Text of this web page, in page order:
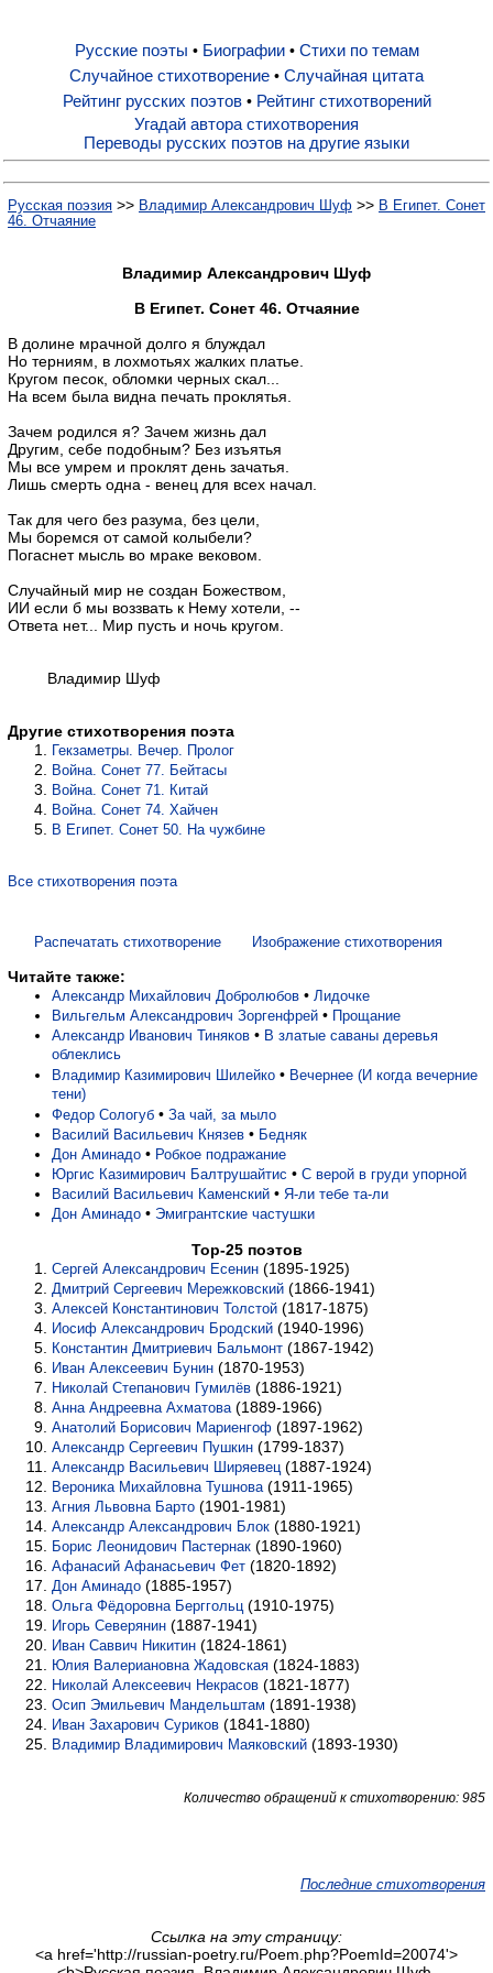
Русские поэты
Биографии
Стихи по темам
Случайная цитата
Рейтинг русских поэтов
Рейтинг стихотворений
Русские поэты • Биографии• Стихи по темам
Случайное стихотворение • Случайная цитата
Рейтинг русских поэтов• Рейтинг стихотворений
Угадай автора стихотворения
Переводы русских поэтов на другие языки
Русская поэзия >> Владимир Александрович Шуф >> В Египет. Сонет
46. Отчаяние
Владимир Александрович Шуф
В Египет. Сонет 46. Отчаяние
В долине мрачной долго я блуждал
Но терниям, в лохмотьях жалких платье.
Кругом песок, обломки черных скал...
На всем была видна печать проклятья.
Зачем родился я? Зачем жизнь дал
Другим, себе подобным? Без изъятья
Мы все умрем и проклят день зачатья.
Лишь смерть одна - венец для всех начал.
Так для чего без разума, без цели,
Мы боремся от самой колыбели?
Погаснет мысль во мраке вековом.
Случайный мир не создан Божеством,
ИИ если б мы воззвать к Нему хотели, --
Ответа нет... Мир пусть и ночь кругом.
Владимир Шуф
Другие стихотворения поэта
Гекзаметры. Вечер. Пролог
Война. Сонет 77. Бейтасы
Война. Сонет 71. Китай
Война. Сонет 74. Хайчен
В Египет. Сонет 50. На чужбине
Все стихотворения поэта
Распечатать стихотворение Изображение стихотворения
Читайте также:
Александр Михайлович Добролюбов • Лидочке
Вильгельм Александрович Зоргенфрей • Прощание
Александр Иванович Тиняков • В златые саваны деревья
облеклись
Владимир Казимирович Шилейко • Вечернее (И когда вечерние
тени)
Федор Сологуб • За чай, за мыло
Василий Васильевич Князев • Бедняк
Дон Аминадо • Робкое подражание
Юргис Казимирович Балтрушайтис • С верой в груди упорной
Василий Васильевич Каменский • Я-ли тебе та-ли
Дон Аминадо • Эмигрантские частушки
Top-25 поэтов
Сергей Александрович Есенин (1895-1925)
Дмитрий Сергеевич Мережковский (1866-1941)
Алексей Константинович Толстой (1817-1875)
Иосиф Александрович Бродский (1940-1996)
Константин Дмитриевич Бальмонт (1867-1942)
Иван Алексеевич Бунин (1870-1953)
Николай Степанович Гумилёв (1886-1921)
Анна Андреевна Ахматова (1889-1966)
Анатолий Борисович Мариенгоф (1897-1962)
Александр Сергеевич Пушкин (1799-1837)
Александр Васильевич Ширяевец (1887-1924)
Вероника Михайловна Тушнова (1911-1965)
Агния Львовна Барто (1901-1981)
Александр Александрович Блок (1880-1921)
Борис Леонидович Пастернак (1890-1960)
Афанасий Афанасьевич Фет (1820-1892)
Дон Аминадо (1885-1957)
Ольга Фёдоровна Берггольц (1910-1975)
Игорь Северянин (1887-1941)
Иван Саввич Никитин (1824-1861)
Юлия Валериановна Жадовская (1824-1883)
Николай Алексеевич Некрасов (1821-1877)
Осип Эмильевич Мандельштам (1891-1938)
Иван Захарович Суриков (1841-1880)
Владимир Владимирович Маяковский (1893-1930)
Количество обращений к стихотворению: 985
Последние стихотворения
Ссылка на эту страницу:
<a href='http://russian-poetry.ru/Poem.php?PoemId=20074'>